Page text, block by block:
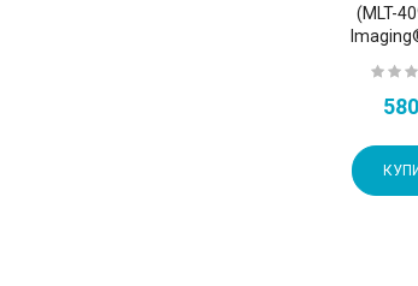
(MLT-